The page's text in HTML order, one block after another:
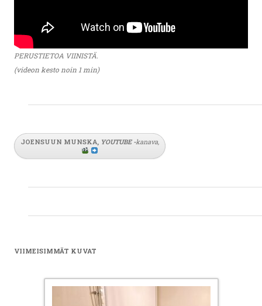
PERUSTIETOA VIINISTÄ.
(videon kesto noin 1 min)
JOENSUUN MUNSKA, YOUTUBE -kanava,
VIIMEISIMMÄT KUVAT